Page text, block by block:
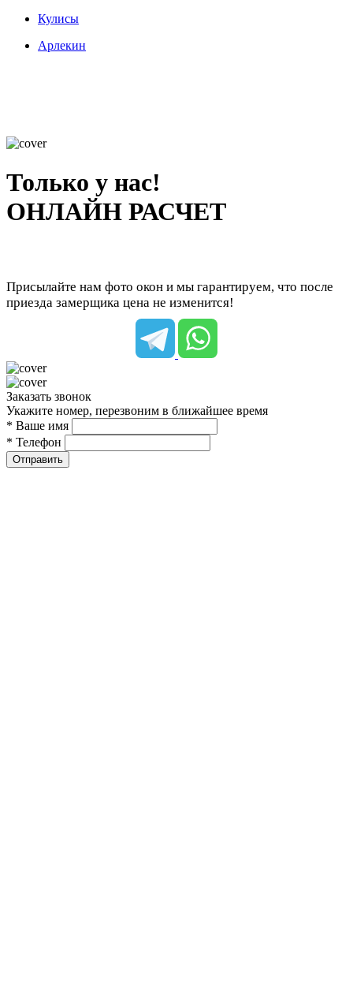
Кулисы
Арлекин
Только у нас!
ОНЛАЙН РАСЧЕТ
Присылайте нам фото окон и мы гарантируем, что после
приезда замерщика цена не изменится!
Заказать звонок
Укажите номер, перезвоним в ближайшее время
* Ваше имя
* Телефон
Отправить